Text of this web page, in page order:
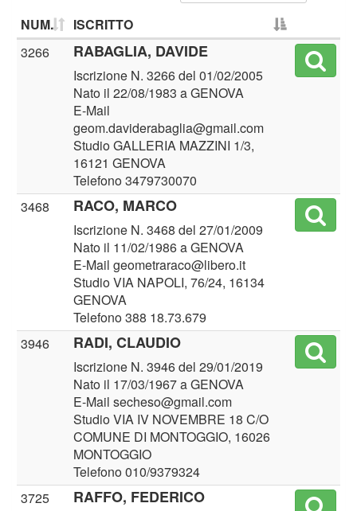
NUM.
ISCRITTO
3266
RABAGLIA, DAVIDE
Iscrizione N. 3266 del 01/02/2005
Nato il 22/08/1983 a GENOVA
E-Mail
geom.daviderabaglia@gmail.com
Studio GALLERIA MAZZINI 1/3,
16121 GENOVA
Telefono 3479730070
3468
RACO, MARCO
Iscrizione N. 3468 del 27/01/2009
Nato il 11/02/1986 a GENOVA
E-Mail geometraraco@libero.it
Studio VIA NAPOLI, 76/24, 16134
GENOVA
Telefono 388 18.73.679
3946
RADI, CLAUDIO
Iscrizione N. 3946 del 29/01/2019
Nato il 17/03/1967 a GENOVA
E-Mail secheso@gmail.com
Studio VIA IV NOVEMBRE 18 C/O
COMUNE DI MONTOGGIO, 16026
MONTOGGIO
Telefono 010/9379324
3725
RAFFO, FEDERICO